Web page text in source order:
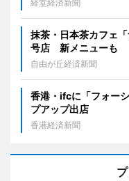
経堂経済新聞
抹茶・日本茶カフェ
号店 新メニューも
自由が丘経済新聞
香港・ifcに「フォー
プアップ出店
香港経済新聞